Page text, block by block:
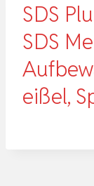
SDS
SDS
eißel,